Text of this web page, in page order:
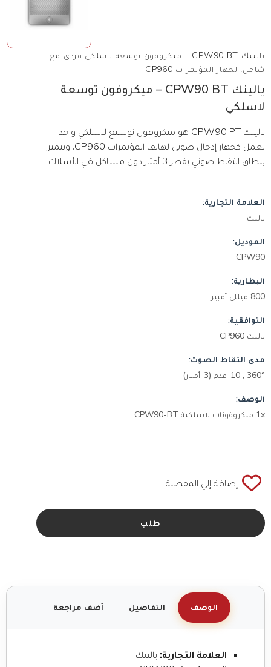
يالينك CPW90 BT – ميكروفون توسعة لاسلكي فردي مع
شاحن، لجهاز المؤتمرات CP960
يالينك CPW90 BT – ميكروفون توسعة
لاسلكي
يالينك CPW90 PT هو ميكروفون توسيع لاسلكي واحد
يعمل كجهاز إدخال صوتي لهاتف المؤتمرات CP960، ويتميز
بنطاق التقاط صوتي بقطر 3 أمتار دون مشاكل في الأسلاك.
العلامة التجارية:
يالنك
الموديل:
CPW90
البطارية:
800 ميللي أمبير
التوافقية:
يالنك CP960
مدى التقاط الصوت:
360° , 10-قدم (3-أمتار)
الوصف:
1x ميكروفونات لاسلكية CPW90-BT
إضافة إلي المفضلة
طلب
الوصف التفاصيل أضف مراجعة
العلامة التجارية: يالينك